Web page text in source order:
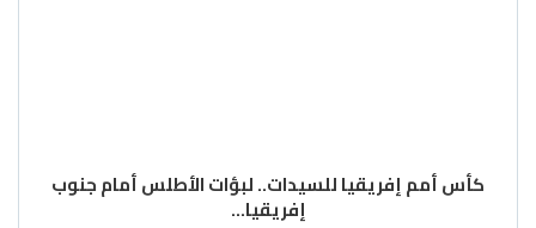
كأس أمم إفريقيا للسيدات.. لبؤات الأطلس أمام جنوب
إفريقيا…